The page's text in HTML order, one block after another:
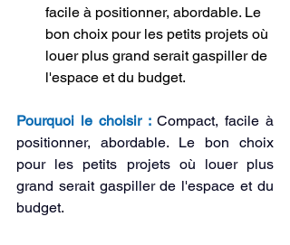
facile à positionner, abordable. Le
bon choix pour les petits projets où
louer plus grand serait gaspiller de
l'espace et du budget.
Pourquoi le choisir : Compact, facile à
positionner, abordable. Le bon choix
pour les petits projets où louer plus
grand serait gaspiller de l'espace et du
budget.